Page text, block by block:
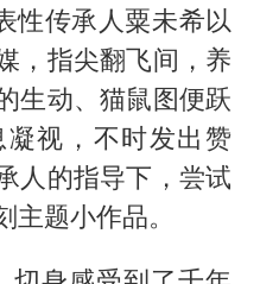
性传承人粟未希以
，指尖翻飞间，养
生动、猫鼠图便跃
视，不时发出赞
人的指导下，尝试
题小作品。